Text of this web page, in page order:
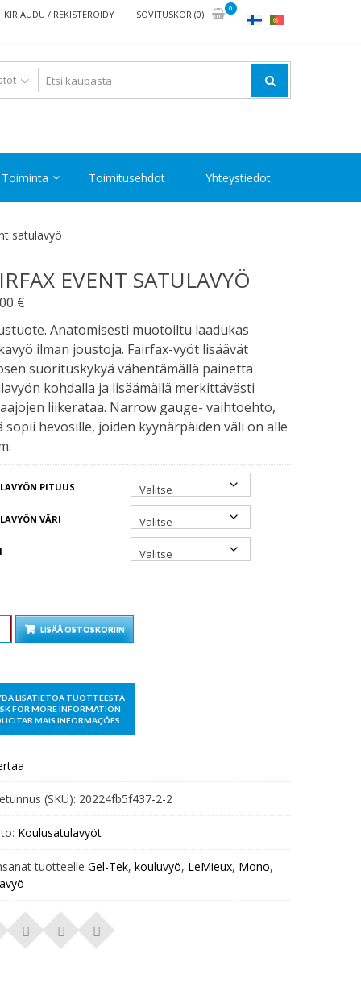
KIRJAUDU / REKISTERÖIDY SOVITUSKORI(0)
0
Toiminta Toimitusehdot Yhteystiedot
satulavyö
EVENT SATULAVYÖ
€
Anatomisesti muotoiltu laadukas
ilman joustoja. Fairfax-vyöt lisäävät
suorituskykyä vähentämällä painetta
kohdalla ja lisäämällä merkittävästi
liikerataa. Narrow gauge- vaihtoehto,
sopii hevosille, joiden kyynärpäiden väli on alle
PITUUS
VÄRI
LISÄÄ OSTOSKORIIN
(SKU): 20224fb5f437-2-2
Koulusatulavyöt
tuotteelle Gel-Tek, kouluvyö, LeMieux, Mono,